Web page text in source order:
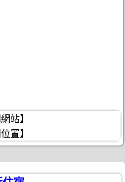
站】
置】